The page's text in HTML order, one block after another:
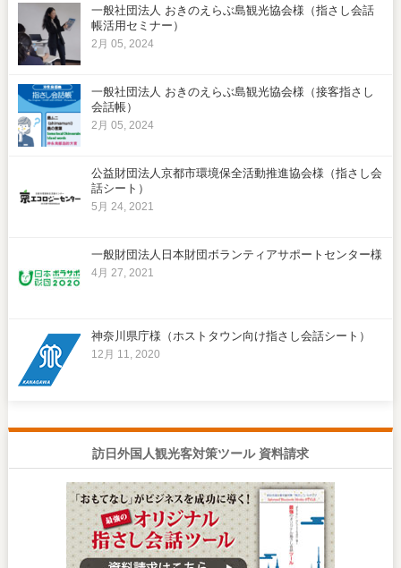
一般社団法人 おきのえらぶ島観光協会様（指さし会話
帳活用セミナー）
2月 05, 2024
一般社団法人 おきのえらぶ島観光協会様（接客指さし
会話帳）
2月 05, 2024
公益財団法人京都市環境保全活動推進協会様（指さし会
話シート）
5月 24, 2021
一般財団法人日本財団ボランティアサポートセンター様
4月 27, 2021
神奈川県庁様（ホストタウン向け指さし会話シート）
12月 11, 2020
訪日外国人観光客対策ツール 資料請求